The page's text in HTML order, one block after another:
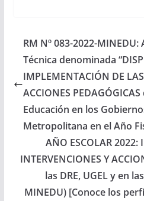
RM Nº 083-2022-
Técnica denominada
IMPLEMENTACIÓN DE
ACCIONES
Educación en los
Metropolitana en el Año
AÑO ESCOLAR
INTERVENCIONES Y
las DRE, UGEL y en
MINEDU) [Conoce los